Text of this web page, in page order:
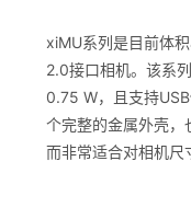
xiMU系列是目前体
2.0接口相机。该系
0.75 W，且支持
个完整的金属外壳，
而非常适合对相机尺